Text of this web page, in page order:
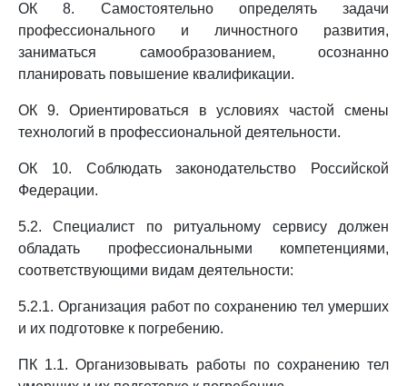
ОК 8. Самостоятельно определять задачи
профессионального и личностного развития,
заниматься самообразованием, осознанно
планировать повышение квалификации.
ОК 9. Ориентироваться в условиях частой смены
технологий в профессиональной деятельности.
ОК 10. Соблюдать законодательство Российской
Федерации.
5.2. Специалист по ритуальному сервису должен
обладать профессиональными компетенциями,
соответствующими видам деятельности:
5.2.1. Организация работ по сохранению тел умерших
и их подготовке к погребению.
ПК 1.1. Организовывать работы по сохранению тел